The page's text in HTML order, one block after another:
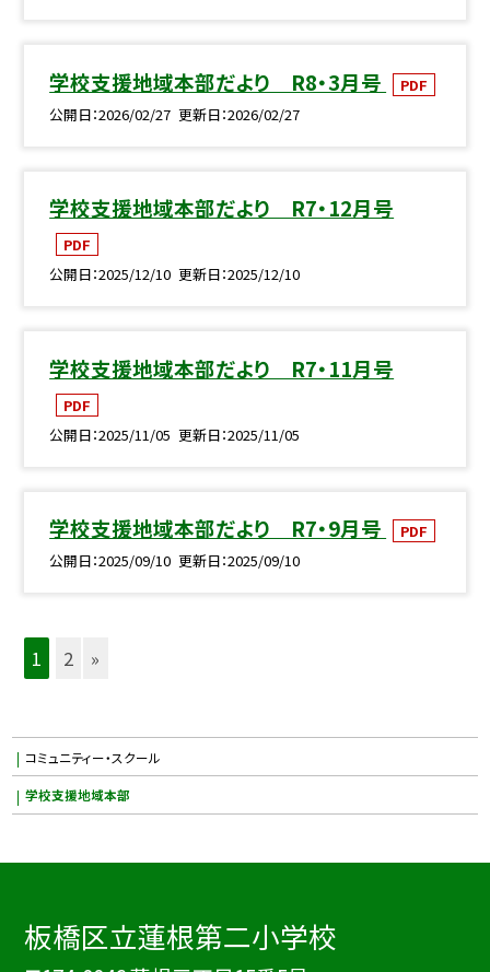
学校支援地域本部だより R8・3月号
PDF
公開日 2026/02/27 更新日 2026/02/27
学校支援地域本部だより R7・12月号
PDF
公開日 2025/12/10 更新日 2025/12/10
学校支援地域本部だより R7・11月号
PDF
公開日 2025/11/05 更新日 2025/11/05
学校支援地域本部だより R7・9月号
PDF
公開日 2025/09/10 更新日 2025/09/10
1 2 »
コミュニティー・スクール
学校支援地域本部
板橋区立蓮根第二小学校